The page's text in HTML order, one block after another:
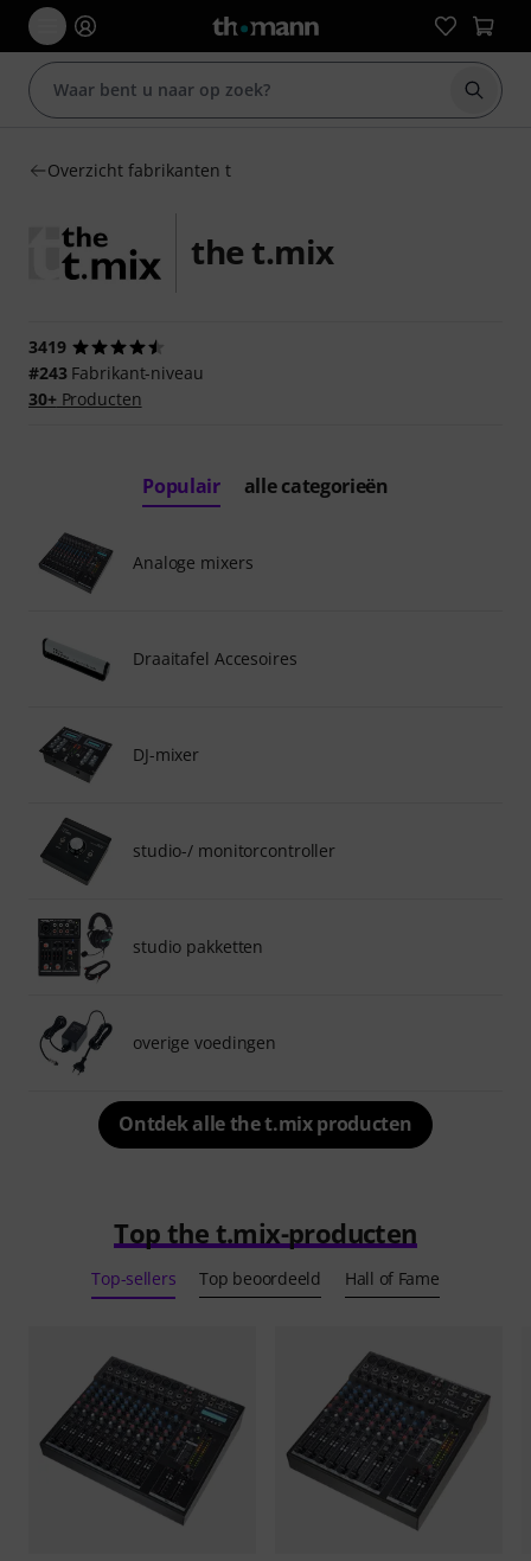
Zoek
Overzicht fabrikanten t
the t.mix
3419
#243Fabrikant-niveau
30+Producten
Populair alle categorieën
Analoge mixers
Draaitafel Accesoires
DJ-mixer
studio-/ monitorcontroller
studio pakketten
overige voedingen
Ontdek alle the t.mix producten
Top the t.mix-producten
Top-sellers Top beoordeeld Hall of Fame